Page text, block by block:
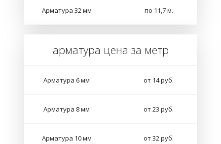
Арматура 32 мм по 11,7 м.
арматура цена за метр
Арматура 6 мм от 14 руб.
Арматура 8 мм от 23 руб.
Арматура 10 мм от 32 руб.